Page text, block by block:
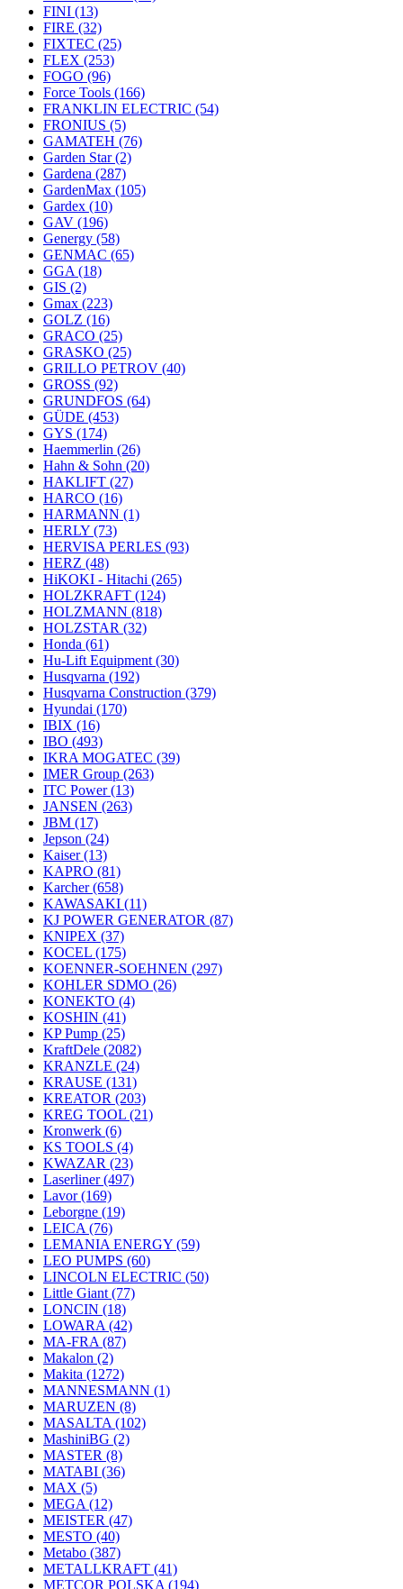
FINI (13)
FIRE (32)
FIXTEC (25)
FLEX (253)
FOGO (96)
Force Tools (166)
FRANKLIN ELECTRIC (54)
FRONIUS (5)
GAMATEH (76)
Garden Star(2)
Gardena (287)
GardenMax (105)
Gardex (10)
GAV (196)
Genergy (58)
GENMAC (65)
GGA (18)
GIS (2)
Gmax (223)
GOLZ (16)
GRACO (25)
GRASKO (25)
GRILLO PETROV (40)
GROSS (92)
GRUNDFOS (64)
GÜDE (453)
GYS (174)
Haemmerlin (26)
Hahn & Sohn (20)
HAKLIFT (27)
HARCO (16)
HARMANN (1)
HERLY (73)
HERVISA PERLES (93)
HERZ (48)
HiKOKI - Hitachi (265)
HOLZKRAFT (124)
HOLZMANN (818)
HOLZSTAR (32)
Honda (61)
Hu-Lift Equipment (30)
Husqvarna (192)
Husqvarna Construction (379)
Hyundai (170)
IBIX (16)
IBO (493)
IKRA MOGATEC (39)
IMER Group (263)
ITC Power(13)
JANSEN (263)
JBM (17)
Jepson (24)
Kaiser(13)
KAPRO (81)
Karcher(658)
KAWASAKI (11)
KJ POWER GENERATOR (87)
KNIPEX (37)
KOCEL (175)
KOENNER-SOEHNEN (297)
KOHLER SDMO (26)
KONEKTO (4)
KOSHIN (41)
KP Pump (25)
KraftDele (2082)
KRANZLE (24)
KRAUSE (131)
KREATOR (203)
KREG TOOL (21)
Kronwerk (6)
KS TOOLS (4)
KWAZAR (23)
Laserliner(497)
Lavor(169)
Leborgne (19)
LEICA (76)
LEMANIA ENERGY (59)
LEO PUMPS (60)
LINCOLN ELECTRIC (50)
Little Giant (77)
LONCIN (18)
LOWARA (42)
MA-FRA (87)
Makalon (2)
Makita (1272)
MANNESMANN (1)
MARUZEN (8)
MASALTA (102)
MashiniBG (2)
MASTER (8)
MATABI (36)
MAX (5)
MEGA (12)
MEISTER (47)
MESTO (40)
Metabo (387)
METALLKRAFT (41)
METCOR POLSKA (194)